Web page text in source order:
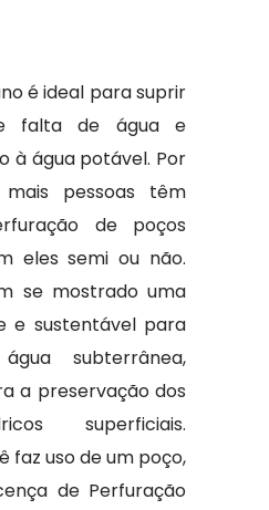
é ideal para suprir
falta de água e
à água potável. Por
pessoas têm
de poços
eles semi ou não.
se mostrado uma
e sustentável para
subterrânea,
a preservação dos
superficiais.
faz uso de um poço,
de Perfuração